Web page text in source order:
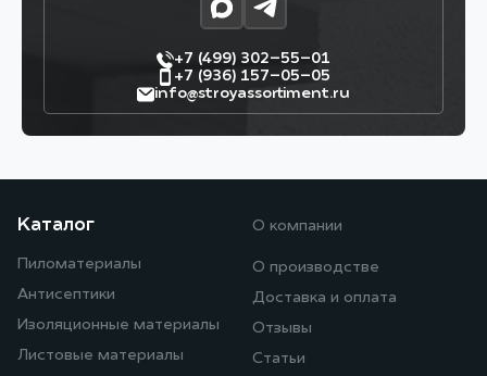
+7 (499) 302–55–01
+7 (936) 157–05–05
info@stroyassortiment.ru
Каталог
Пиломатериалы
Антисептики
Изоляционные материалы
Листовые материалы
О компании
О производстве
Доставка и оплата
Отзывы
Статьи